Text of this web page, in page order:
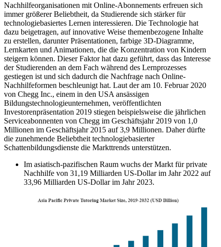
Nachhilfeorganisationen mit Online-Abonnements erfreuen sich
immer größerer Beliebtheit, da Studierende sich stärker für
technologiebasiertes Lernen interessieren. Die Technologie hat
dazu beigetragen, auf innovative Weise themenbezogene Inhalte
zu erstellen, darunter Präsentationen, farbige 3D-Diagramme,
Lernkarten und Animationen, die die Konzentration von Kindern
steigern können. Dieser Faktor hat dazu geführt, dass das Interesse
der Studierenden an dem Fach während des Lernprozesses
gestiegen ist und sich dadurch die Nachfrage nach Online-
Nachhilfeformen beschleunigt hat. Laut der am 10. Februar 2020
von Chegg Inc., einem in den USA ansässigen
Bildungstechnologieunternehmen, veröffentlichten
Investorenpräsentation 2019 stiegen beispielsweise die jährlichen
Serviceabonnenten von Chegg im Geschäftsjahr 2019 von 1,0
Millionen im Geschäftsjahr 2015 auf 3,9 Millionen. Daher dürfte
die zunehmende Beliebtheit technologiebasierter
Schattenbildungsdienste die Markttrends unterstützen.
Im asiatisch-pazifischen Raum wuchs der Markt für private
Nachhilfe von 31,19 Milliarden US-Dollar im Jahr 2022 auf
33,96 Milliarden US-Dollar im Jahr 2023.